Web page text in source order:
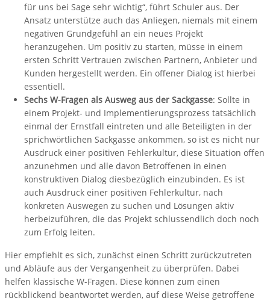
für uns bei Sage sehr wichtig“, führt Schuler aus. Der
Ansatz unterstütze auch das Anliegen, niemals mit einem
negativen Grundgefühl an ein neues Projekt
heranzugehen. Um positiv zu starten, müsse in einem
ersten Schritt Vertrauen zwischen Partnern, Anbieter und
Kunden hergestellt werden. Ein offener Dialog ist hierbei
essentiell.
Sechs W-Fragen als Ausweg aus der Sackgasse: Sollte in
einem Projekt- und Implementierungsprozess tatsächlich
einmal der Ernstfall eintreten und alle Beteiligten in der
sprichwörtlichen Sackgasse ankommen, so ist es nicht nur
Ausdruck einer positiven Fehlerkultur, diese Situation offen
anzunehmen und alle davon Betroffenen in einen
konstruktiven Dialog diesbezüglich einzubinden. Es ist
auch Ausdruck einer positiven Fehlerkultur, nach
konkreten Auswegen zu suchen und Lösungen aktiv
herbeizuführen, die das Projekt schlussendlich doch noch
zum Erfolg leiten.
Hier empfiehlt es sich, zunächst einen Schritt zurückzutreten
und Abläufe aus der Vergangenheit zu überprüfen. Dabei
helfen klassische W-Fragen. Diese können zum einen
rückblickend beantwortet werden, auf diese Weise getroffene